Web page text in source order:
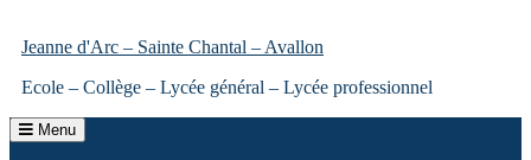
Jeanne d'Arc – Sainte Chantal – Avallon
Ecole – Collège – Lycée général – Lycée professionnel
Menu